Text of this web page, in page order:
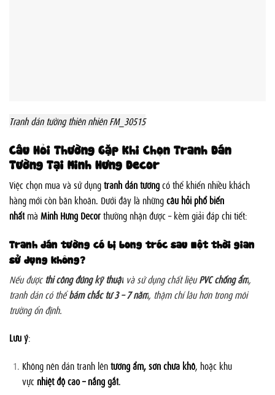
Tranh dán tường thiên nhiên FM_30515
Câu Hỏi Thường Gặp Khi Chọn Tranh Dán
Tường Tại Minh Hưng Decor
Việc chọn mua và sử dụngtranh dán tườngcó thể khiến nhiều khách
hàng mới còn băn khoăn. Dưới đây là nhữngcâu hỏi phổ biến
nhất mà Minh Hưng Decorthường nhận được – kèm giải đáp chi tiết:
Tranh dán tường có bị bong tróc sau một thời gian
sử dụng không?
Nếu đượcthi công đúng kỹ thuật và sử dụng chất liệuPVC chống ẩm,
tranh dán có thểbám chắc từ 3 – 7 năm, thậm chí lâu hơn trong môi
trường ổn định.
Lưu ý:
Không nên dán tranh lêntường ẩm, sơn chưa khô, hoặc khu
vực nhiệt độ cao – nắng gắt.